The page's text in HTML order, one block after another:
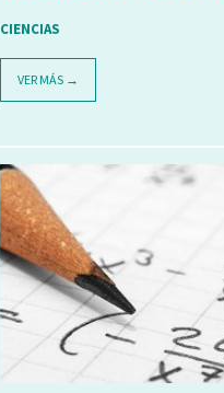
CIENCIAS
VER MÁS →